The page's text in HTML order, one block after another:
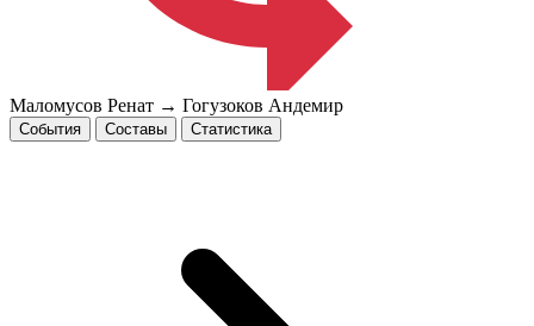
Маломусов Ренат → Гогузоков Андемир
События Составы Статистика